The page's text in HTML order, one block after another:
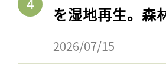
を湿地再生。森
2026/07/15